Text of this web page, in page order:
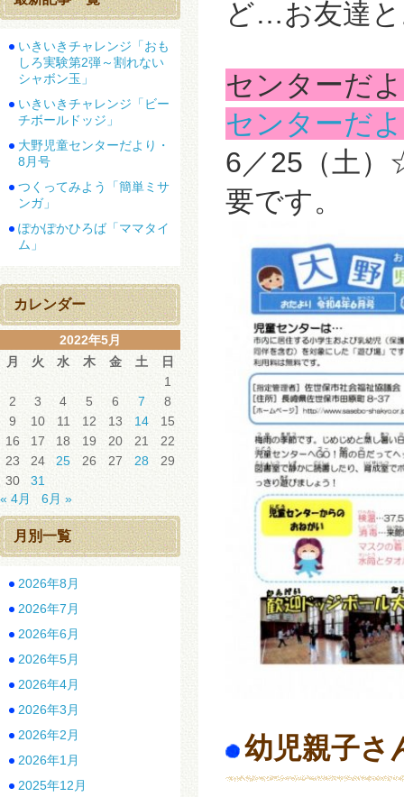
ど…お友達
センターだ
センターだ
6／25（土
要です。
幼児親子さ
いきいきチャレンジ「おも
しろ実験第2弾～割れない
シャボン玉」
いきいきチャレンジ「ビー
チボールドッジ」
大野児童センターだより・
8月号
つくってみよう「簡単ミサ
ンガ」
ぽかぽかひろば「ママタイ
ム」
カレンダー
2022年5月
月
火 水 木 金 土
日
1
2
3 4 5 6 7
8
9
10 11 12 13 14
15
16
17 18 19 20 21
22
23
24 25 26 27 28
29
30
31
« 4月
6月 »
月別一覧
2026年8月
2026年7月
2026年6月
2026年5月
2026年4月
2026年3月
2026年2月
2026年1月
2025年12月